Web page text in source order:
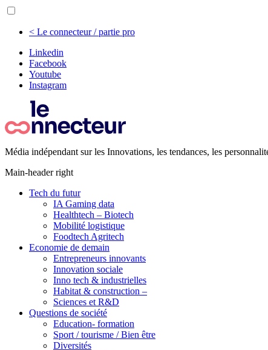
< Le connecteur / partie pro
Linkedin
Facebook
Youtube
Instagram
Média indépendant sur les Innovations, les tendances, les
Main-header right
Tech du futur
IA Gaming data
Healthtech – Biotech
Mobilité logistique
Foodtech Agritech
Economie de demain
Entrepreneurs innovants
Innovation sociale
Inno tech & industrielles
Habitat & construction –
Sciences et R&D
Questions de société
Education- formation
Sport / tourisme / Bien être
Diversités